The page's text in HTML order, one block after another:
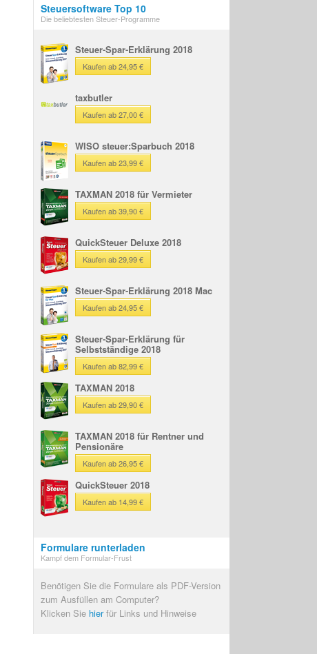
Steuersoftware Top 10
Die beliebtesten Steuer-Programme
Steuer-Spar-Erklärung 2018
Kaufen ab 24,95 €
taxbutler
Kaufen ab 27,00 €
WISO steuer:Sparbuch 2018
Kaufen ab 23,99 €
TAXMAN 2018 für Vermieter
Kaufen ab 39,90 €
QuickSteuer Deluxe 2018
Kaufen ab 29,99 €
Steuer-Spar-Erklärung 2018 Mac
Kaufen ab 24,95 €
Steuer-Spar-Erklärung für
Selbstständige 2018
Kaufen ab 82,99 €
TAXMAN 2018
Kaufen ab 29,90 €
TAXMAN 2018 für Rentner und
Pensionäre
Kaufen ab 26,95 €
QuickSteuer 2018
Kaufen ab 14,99 €
Formulare runterladen
Kampf dem Formular-Frust
Benötigen Sie die Formulare als PDF-Version
zum Ausfüllen am Computer?
Klicken Sie hierfür Links und Hinweise